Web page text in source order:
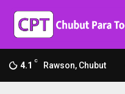
4.1 C Rawson, Chubut